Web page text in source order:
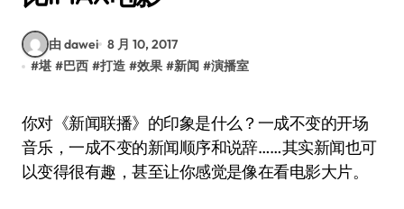
由 dawei 8 月 10, 2017
#堪 #巴西 #打造 #效果 #新闻 #演播室
你对《新闻联播》的印象是什么？一成不变的开场
音乐，一成不变的新闻顺序和说辞……其实新闻也可
以变得很有趣，甚至让你感觉是像在看电影大片。